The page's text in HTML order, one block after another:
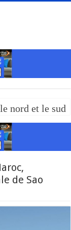
nord et le
de Sao